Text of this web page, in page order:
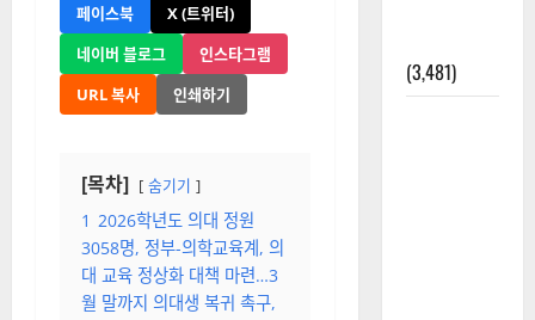
페이스북
X (트위터)
네이버 블로그
인스타그램
URL 복사
인쇄하기
[목차] 숨기기
1 2026학년도 의대 정원
3058명, 정부-의학교육계, 의
대 교육 정상화 대책 마련…3
월 말까지 의대생 복귀 촉구,
(3,481)